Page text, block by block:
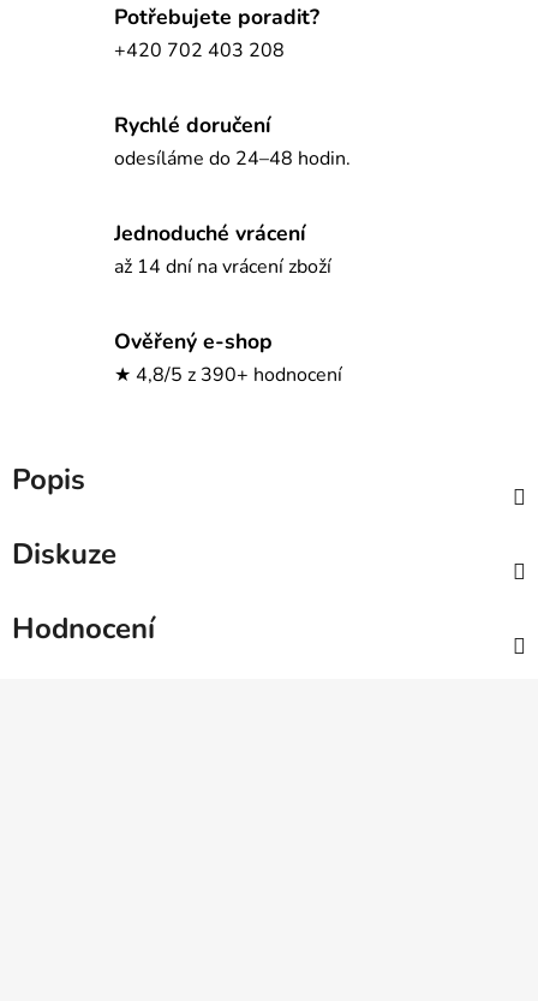
Potřebujete poradit?
+420 702 403 208
Rychlé doručení
odesíláme do 24–48 hodin.
Jednoduché vrácení
až 14 dní na vrácení zboží
Ověřený e-shop
★ 4,8/5 z 390+ hodnocení
Popis
Diskuze
Hodnocení